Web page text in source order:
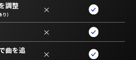
調整
） ×
×
曲を追
×